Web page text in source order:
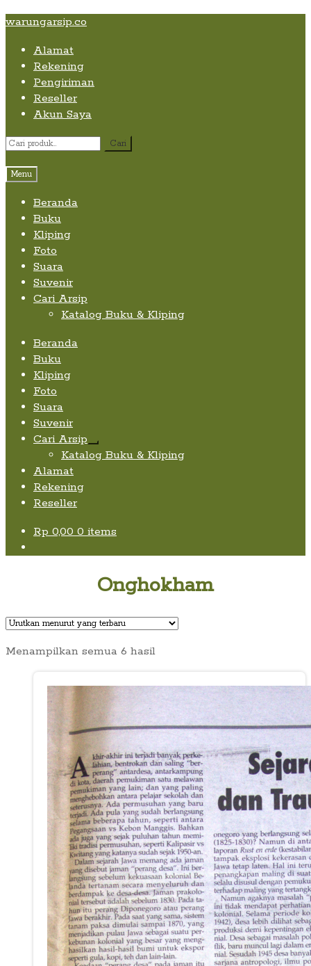
Skip
content
Skip
navigation
Skip
content
warungarsip.co
Alamat
Rekening
Pengiriman
Reseller
Akun Saya
Pencarian
Cari
Menu
Beranda
Buku
Kliping
Foto
Suara
Suvenir
Cari Arsip
Katalog Buku & Kliping
Beranda
Buku
Kliping
Foto
Suara
Suvenir
Cari Arsip
Expand
child
Katalog Buku & Kliping
Alamat
Rekening
Reseller
Rp 0,00 0 items
Onghokham
Menampilkan semua 6 hasilDiurutkan
yang
terbaru